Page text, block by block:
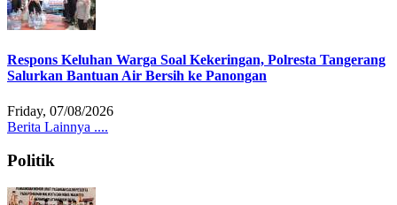
Respons Keluhan Warga Soal Kekeringan, Polresta Tangerang
Salurkan Bantuan Air Bersih ke Panongan
Friday, 07/08/2026
Berita Lainnya ....
Politik